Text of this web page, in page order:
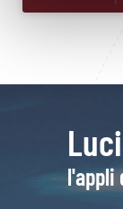
l'appli